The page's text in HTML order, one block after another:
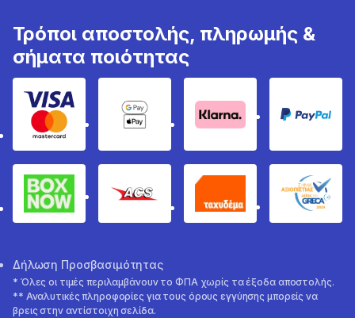
Τρόποι αποστολής, πληρωμής &
σήματα ποιότητας
Visa & MastercardGoogle Pay & Apple Pay
Klarna PayPal
Box Now ACS Ταχυδέμα
Δήλωση Προσβασιμότητας
* Όλες οι τιμές περιλαμβάνουν το ΦΠΑ χωρίς τα έξοδα αποστολής.
** Αναλυτικές πληροφορίες για τους όρους εγγύησης μπορείς να
βρεις στην αντίστοιχη σελίδα.